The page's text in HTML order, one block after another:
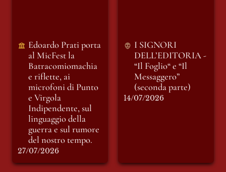
Indipendente, sul
linguaggio della
guerra e sul rumore
del nostro tempo.
Edoardo Prati porta
al MicFest la
Batracomiomachia
e riflette, ai
microfoni di Punto
e Virgola
Indipendente, sul
linguaggio della
guerra e sul rumore
del nostro tempo.
27/07/2026
I SIGNORI
DELL’EDITORIA -
“Il Foglio“ e “Il
Messaggero”
(seconda parte)
14/07/2026